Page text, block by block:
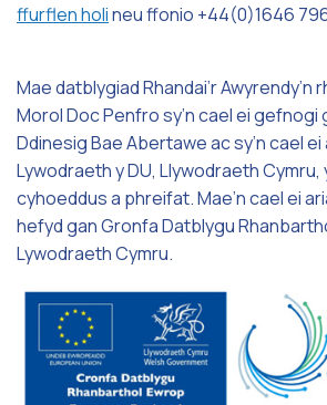
ffurflen holineu ffonio +44(0)1646
Mae datblygiad Rhandai’r Awyrendy’n
Morol Doc Penfro sy’n cael ei gefnogi
Ddinesig Bae Abertawe ac sy’n cael ei
Lywodraeth y DU, Llywodraeth
cyhoeddus a phreifat. Mae’n cael ei
hefyd gan Gronfa Datblygu
Lywodraeth Cymru.